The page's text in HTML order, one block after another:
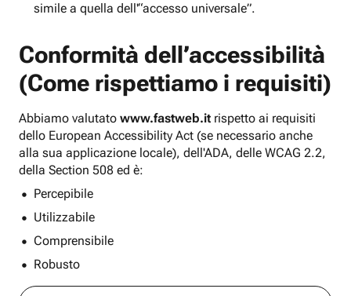
simile a quella dell'“accesso universale”.
Conformità dell’accessibilità
(Come rispettiamo i requisiti)
Abbiamo valutato www.fastweb.it rispetto ai requisiti
dello European Accessibility Act (se necessario anche
alla sua applicazione locale), dell'ADA, delle WCAG 2.2,
della Section 508 ed è:
Percepibile
Utilizzabile
Comprensibile
Robusto